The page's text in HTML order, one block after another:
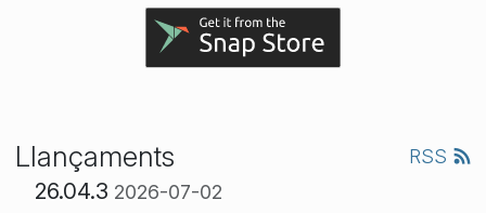
Llançaments RSS
26.04.3 2026-07-02